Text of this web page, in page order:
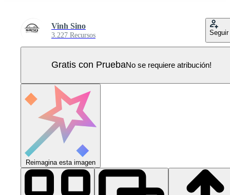
Vinh Sino
3.227 Recursos Seguir
Gratis con PruebaNo se requiere atribución!
Reimagina esta imagen